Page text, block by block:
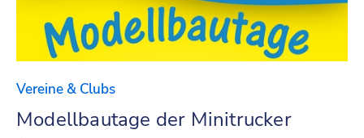
Vereine & Clubs
Modellbautage der Minitrucker